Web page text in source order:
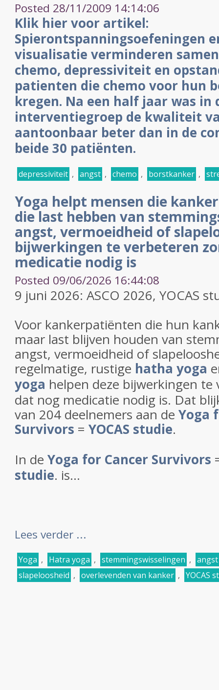
Posted 28/11/2009 14:14:06
Klik hier voor artikel:
Spierontspanningsoefeningen
visualisatie verminderen
chemo, depressiviteit en
patienten die chemo voor hun
kregen. Na een half jaar was in
interventiegroep de kwaliteit
aantoonbaar beter dan in de
beide 30 patiënten.
depressiviteit , angst , chemo , borstkanker ,
Yoga helpt mensen die
die last hebben van
angst, vermoeidheid of
bijwerkingen te verbeteren
medicatie nodig is
Posted 09/06/2026 16:44:08
9 juni 2026: ASCO 2026, YOCAS
Voor kankerpatiënten die hun
maar last blijven houden van
angst, vermoeidheid of
regelmatige, rustige hatha yoga
yoga helpen deze bijwerkingen te
dat nog medicatie nodig is. Dat
van 204 deelnemers aan de Yoga
Survivors = YOCAS studie.
In de Yoga for Cancer Survivors
studie. is...
Lees verder ...
Yoga , Hatra yoga , stemmingswisselingen , angst
slapeloosheid , overlevenden van kanker , YOCAS